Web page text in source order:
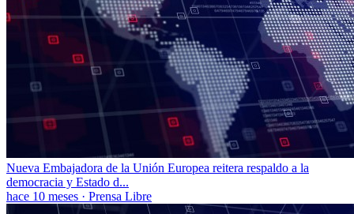
Nueva Embajadora de la Unión Europea reitera respaldo a la
democracia y Estado d...
hace 10 meses · Prensa Libre